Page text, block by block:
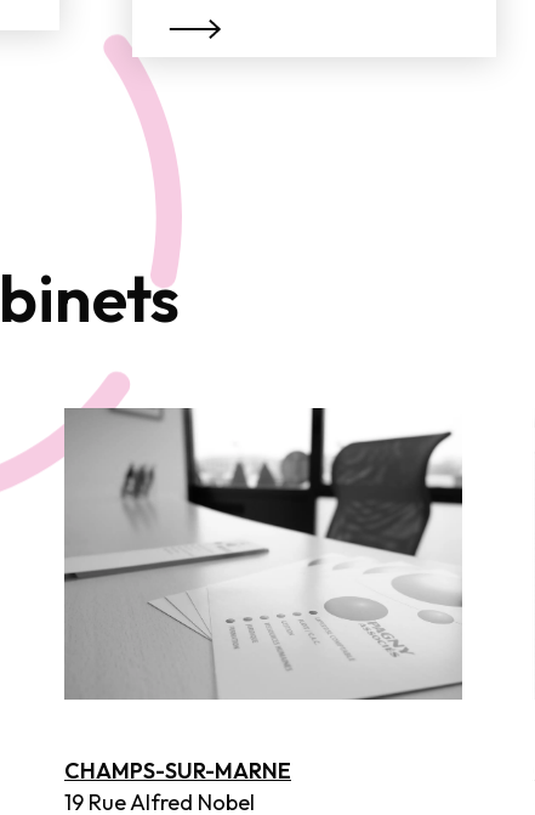
CHAMPS-SUR-MARNE
19 Rue Alfred Nobel